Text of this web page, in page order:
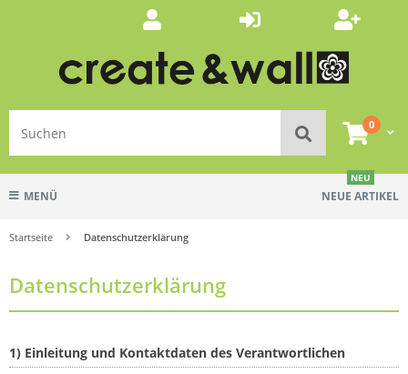
0
MENÜ NEUE ARTIKEL
NEU
Startseite Datenschutzerklärung
Datenschutzerklärung
1) Einleitung und Kontaktdaten des Verantwortlichen